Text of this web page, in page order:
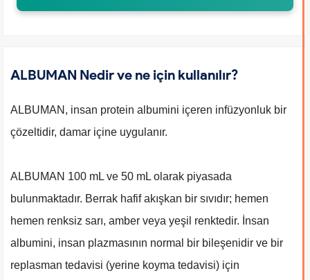
ALBUMAN Nedir ve ne için kullanılır?
ALBUMAN, insan protein albumini içeren infüzyonluk bir
çözeltidir, damar içine uygulanır.
ALBUMAN 100 mL ve 50 mL olarak piyasada
bulunmaktadır. Berrak hafif akışkan bir sıvıdır; hemen
hemen renksiz sarı, amber veya yeşil renktedir. İnsan
albumini, insan plazmasının normal bir bileşenidir ve bir
replasman tedavisi (yerine koyma tedavisi) için